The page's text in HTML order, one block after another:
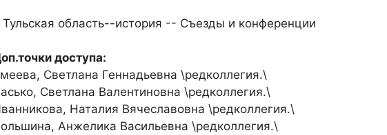
Тульская область--история -- Съезды и конференции
доступа:
Светлана Геннадьевна \редколлегия.\
Светлана Валентиновна \редколлегия.\
Наталия Вячеславовна \редколлегия.\
Анжелика Васильевна \редколлегия.\